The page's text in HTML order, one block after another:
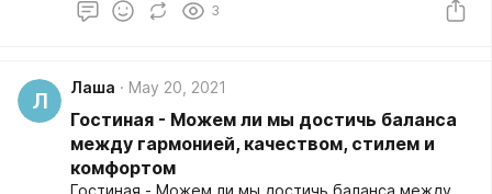
Действительно, по словам специалистов, это
ремонт и замена радиаторов входит в число
причин, которые мы связываем с большим
количеством проблем, ремонтируем в
неподходящее время, а также больше расходов
на техническое обслуживание для системы
отопления.
3
Л
Лаша May 20, 2021
Гостиная - Можем ли мы достичь баланса
между гармонией, качеством, стилем и
комфортом
Гостиная - Можем ли мы достичь баланса между